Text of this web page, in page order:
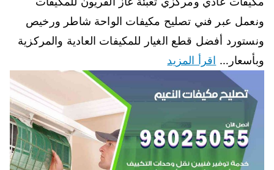
ونعمل عبر فني تصليح مكيفات الواحة شاطر ورخيص
ونستورد أفضل قطع الغيار للمكيفات العادية والمركزية
وبأسعار… اقرأ المزيد